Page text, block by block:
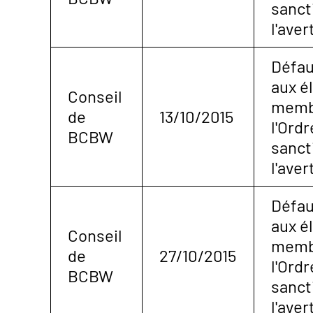
Conseil
de
BCBW
13/10/2015
aux
Conseil
de
BCBW
27/10/2015
aux